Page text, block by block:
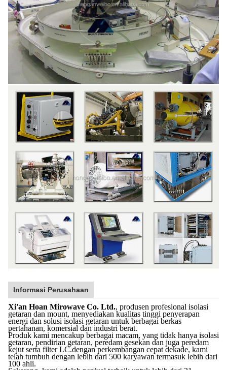
Informasi Perusahaan
Xi'an Hoan Mirowave Co. Ltd., produsen profesional isolasi
getaran dan mount, menyediakan kualitas tinggi penyerapan
energi dan solusi isolasi getaran untuk berbagai berkas
pertahanan, komersial dan industri berat.
Produk kami mencakup berbagai macam, yang tidak hanya isolasi
getaran, pendirian getaran, peredam gesekan dan juga peredam
kejut serta filter LC.dengan perkembangan cepat dekade, kami
telah tumbuh dengan lebih dari 500 karyawan termasuk lebih dari
100 ahli.